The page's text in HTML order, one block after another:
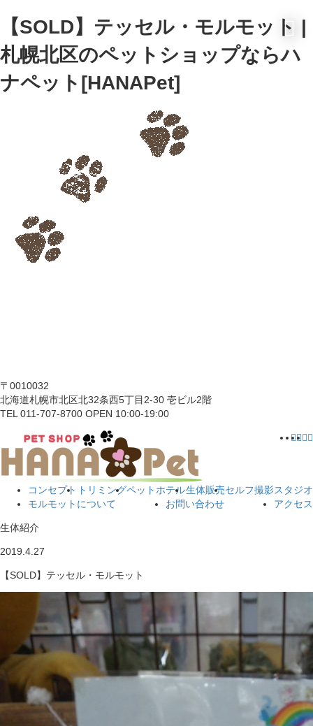
【SOLD】テッセル・モルモット |
札幌北区のペットショップならハ
ナペット[HANAPet]
〒0010032
北海道札幌市北区北32条西5丁目2-30 壱ビル2階
TEL 011-707-8700 OPEN 10:00-19:00
コンセプト トリミングペットホテル生体販売セルフ撮影スタジオ
モルモットについて
お問い合わせ アクセス
生体紹介
2019.4.27
【SOLD】テッセル・モルモット